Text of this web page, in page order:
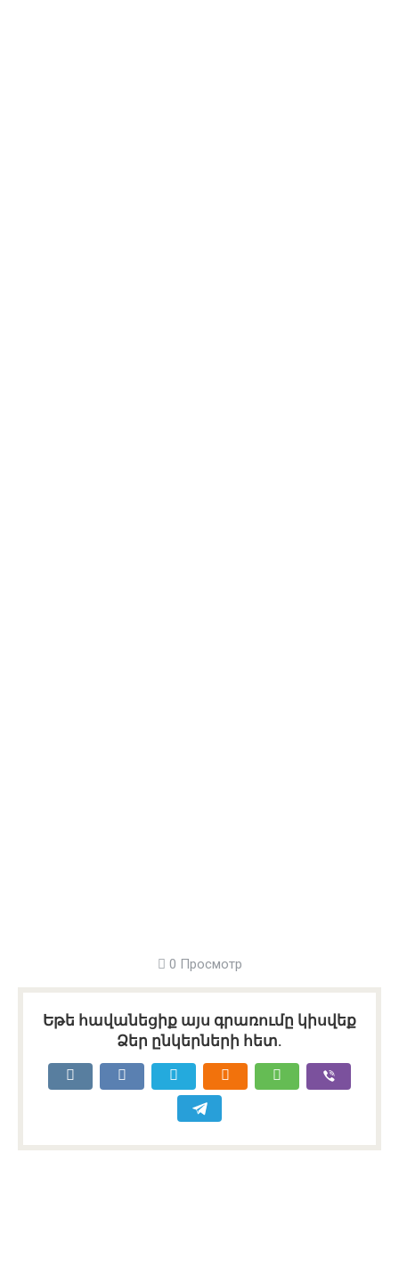
0 Просмотр
Եթե հավանեցիք այս գրառումը կիսվեք
Ձեր ընկերների հետ.